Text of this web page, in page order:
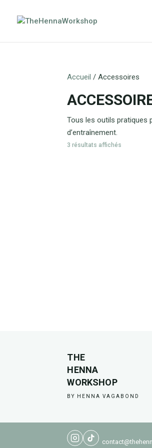
Accueil / Accessoires
Tous les outils pratiques
d’entraînement.
3 résultats affichés
THE
HENNA
WORKSHOP
BY HENNA VAGABOND